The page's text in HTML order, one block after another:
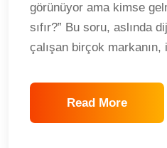
görünüyor ama kimse
sıfır?” Bu soru, aslında
çalışan birçok
Read More